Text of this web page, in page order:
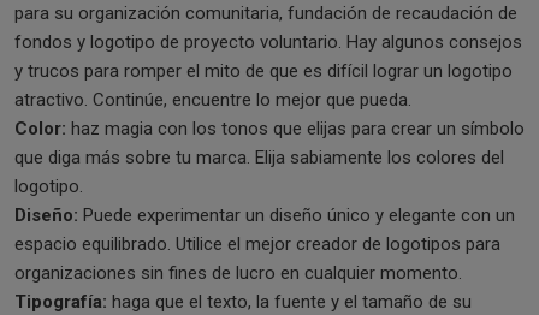
para su organización comunitaria, fundación de recaudación de
fondos y logotipo de proyecto voluntario. Hay algunos consejos
y trucos para romper el mito de que es difícil lograr un logotipo
atractivo. Continúe, encuentre lo mejor que pueda.
Color: haz magia con los tonos que elijas para crear un símbolo
que diga más sobre tu marca. Elija sabiamente los colores del
logotipo.
Diseño: Puede experimentar un diseño único y elegante con un
espacio equilibrado. Utilice el mejor creador de logotipos para
organizaciones sin fines de lucro en cualquier momento.
Tipografía: haga que el texto, la fuente y el tamaño de su